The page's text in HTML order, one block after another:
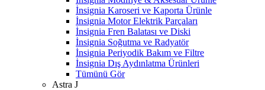
İnsignia Karoseri ve Kaporta Ürünle
İnsignia Motor Elektrik Parçaları
İnsignia Fren Balatası ve Diski
İnsignia Soğutma ve Radyatör
İnsignia Periyodik Bakım ve Filtre
İnsignia Dış Aydınlatma Ürünleri
Tümünü Gör
Astra J